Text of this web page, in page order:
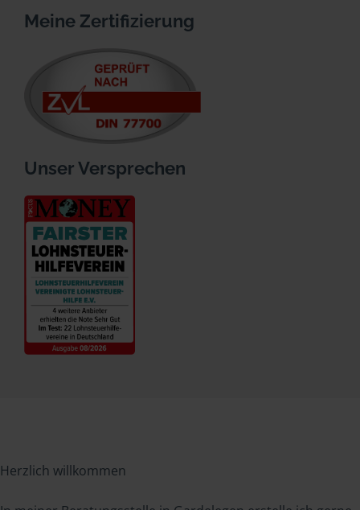
Meine Zertifizierung
Unser Versprechen
Herzlich willkommen